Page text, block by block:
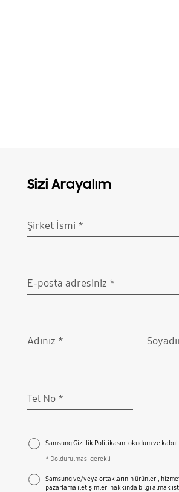
Sizi Arayalım
Şirket İsmi *
E-posta adresiniz *
Adınız *
Tel No *
Samsung Gizlilik Politikasını okudum ve
* Doldurulması gerekli
Samsung ve/veya ortaklarının ürünleri,
pazarlama iletişimleri hakkında bilgi almak